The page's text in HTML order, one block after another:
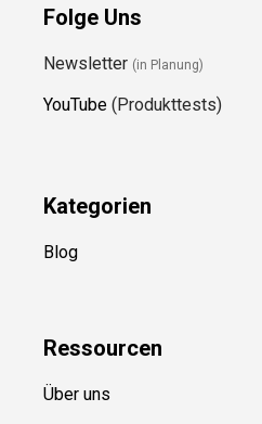
Folge Uns
Newsletter (in Planung)
YouTube (Produkttests)
Kategorien
Blog
Ressourcen
Über uns